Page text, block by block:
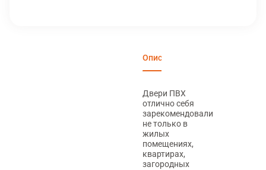
Описание
Двери ПВХ
отлично себя
зарекомендовали
не только в
жилых
помещениях,
квартирах,
загородных